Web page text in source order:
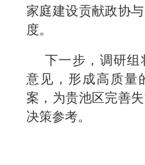
家庭建设贡献政协
度。
下一步，调研组
意见，形成高质量
案，为贵池区完善
决策参考。